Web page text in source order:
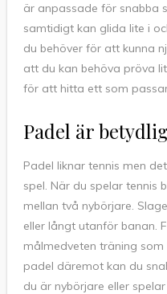
är anpassade för snabba
samtidigt kan glida lite i
du behöver för att kunna
att du kan behöva pröva
för att hitta ett som
Padel är
Padel liknar tennis men
spel. När du spelar tennis
mellan två nybörjare.
eller långt utanför banan.
målmedveten träning
padel däremot kan du
du är nybörjare eller